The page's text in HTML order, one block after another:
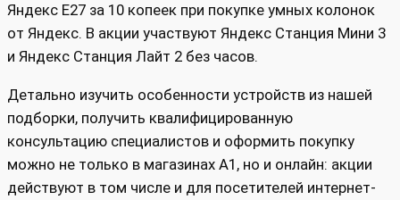
Яндекс E27 за 10 копеек при покупке умных колонок
от Яндекс. В акции участвуют Яндекс Станция Мини 3
и Яндекс Станция Лайт 2 без часов.
Детально изучить особенности устройств из нашей
подборки, получить квалифицированную
консультацию специалистов и оформить покупку
можно не только в магазинах А1, но и онлайн: акции
действуют в том числе и для посетителей интернет-